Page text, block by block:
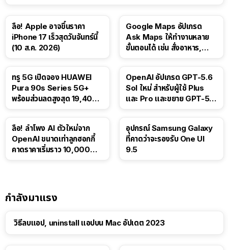
ลือ! Apple อาจขึ้นราคา
iPhone 17 เร็วสุดวันจันทร์นี้
(10 ส.ค. 2026)
Google Maps อัปเกรด
Ask Maps ให้ทำงานหลาย
ขั้นตอนได้ เช่น สั่งอาหาร,
ทรู 5G เปิดจอง HUAWEI
Pura 90s Series 5G+
พร้อมส่วนลดสูงสุด 19,400
OpenAI อัปเกรด GPT-5.6
Sol ใหม่ สำหรับผู้ใช้ Plus
และ Pro และขยาย GPT-5.6
ลือ! ลำโพง AI ตัวใหม่จาก
OpenAI ขนาดเท่าลูกฮอกกี้
คาดราคาเริ่มราว 10,000
อุปกรณ์ Samsung Galaxy
ที่คาดว่าจะรองรับ One UI
9.5
กำลังมาแรง
วิธีลบแอป, uninstall แอปบน Mac อัปเดต 2023